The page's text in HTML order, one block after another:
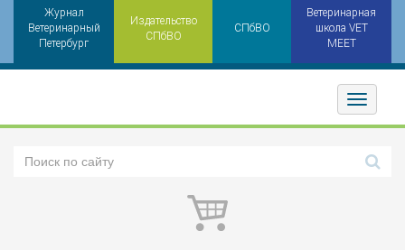
Журнал
Ветеринарный
Петербург
Издательство
СПбВО
СПбВО
Ветеринарная
школа VET
MEET
Toggler